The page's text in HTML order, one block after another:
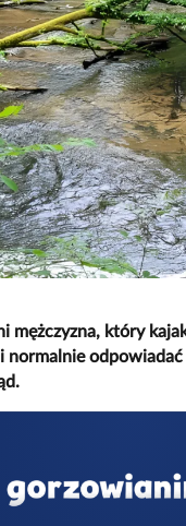
który
normalnie